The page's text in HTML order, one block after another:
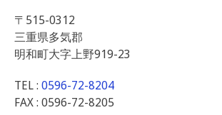
〒515-0312
三重県多気郡
明和町大字上野919-23
TEL : 0596-72-8204
FAX : 0596-72-8205